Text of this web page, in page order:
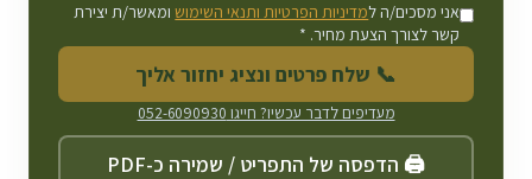
אני מסכים/ה למדיניות הפרטיות ותנאי השימושומאשר/ת יצירת
קשר לצורך הצעת מחיר. *
📞 שלח פרטים ונציג יחזור אליך
מעדיפים לדבר עכשיו? חייגו 052-6090930
🖨️ הדפסה של התפריט / שמירה כ-PDF